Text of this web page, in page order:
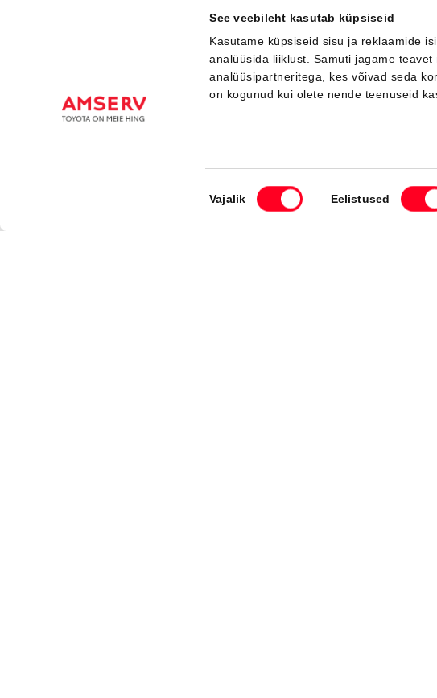
See veebileht kasutab küpsiseid
Kasutame küpsiseid sisu ja reklaamide
analüüsida liiklust. Samuti jagame
analüüsipartneritega, kes võivad seda
on kogunud kui olete nende teenuseid
Nõusoleku
valik
Vajalik Eelistused
Saabuv